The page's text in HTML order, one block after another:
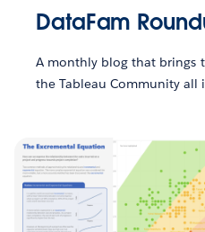
DataFam
A monthly blog that brings
the Tableau Community all